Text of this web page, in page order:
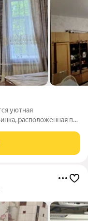
уютная
расположенная по
районе. Рядом